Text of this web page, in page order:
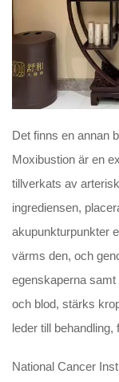
Det finns en annan
Moxibustion är en
tillverkats av
ingrediensen,
akupunkturpunkter
värms den, och
egenskaperna
och blod, stärks
leder till
National Cancer